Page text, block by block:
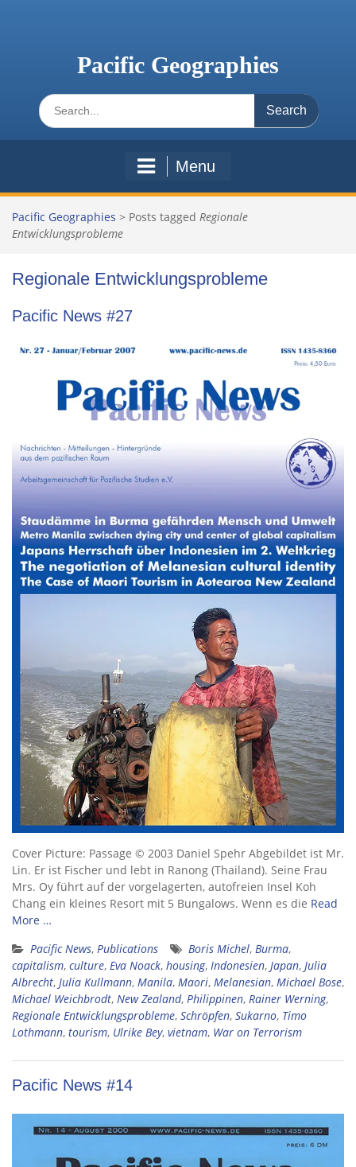
Pacific Geographies
Search
for:
Menu
Pacific Geographies > Posts tagged Regionale
Entwicklungsprobleme
Regionale Entwicklungsprobleme
Pacific News #27
Cover Picture: Passage © 2003 Daniel Spehr Abgebildet ist Mr.
Lin. Er ist Fischer und lebt in Ranong (Thailand). Seine Frau
Mrs. Oy führt auf der vorgelagerten, autofreien Insel Koh
Chang ein kleines Resort mit 5 Bungalows. Wenn es die Read
More …
Pacific News, Publications Boris Michel, Burma,
capitalism, culture, Eva Noack, housing, Indonesien, Japan, Julia
Albrecht, Julia Kullmann, Manila, Maori, Melanesian, Michael Bose,
Michael Weichbrodt, New Zealand, Philippinen, Rainer Werning,
Regionale Entwicklungsprobleme, Schröpfen, Sukarno, Timo
Lothmann, tourism, Ulrike Bey, vietnam, War on Terrorism
Pacific News #14